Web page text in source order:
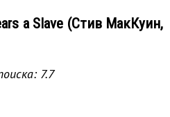
a Slave (Стив МакКуин,
7.7